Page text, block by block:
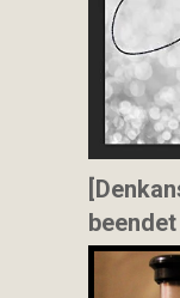
beendet